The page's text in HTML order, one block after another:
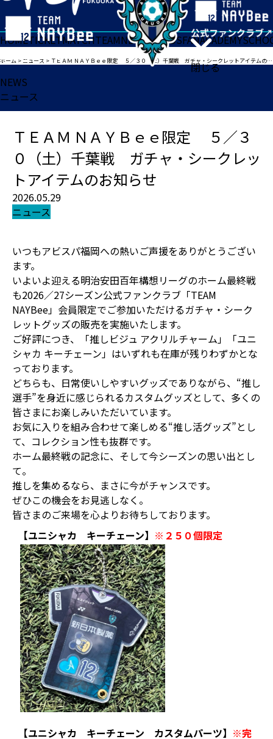
閉じる
HOMETICKETMATCHTEAMNEWSGOODSFANACADEMY
ホーム >ニュース > ＴＥＡＭ ＮＡＹＢｅｅ限定 ５／３０（土）千葉戦 ガチャ・シークレットアイテムのお知らせ
NEWS
ニュース
ＴＥＡＭ ＮＡＹＢｅｅ限定 ５／３
０（土）千葉戦 ガチャ・シークレッ
トアイテムのお知らせ
2026.05.29
ニュース
いつもアビスパ福岡への熱いご声援をありがとうござい
ます。
いよいよ迎える明治安田百年構想リーグのホーム最終戦
も2026／27シーズン公式ファンクラブ「TEAM
NAYBee」会員限定でご参加いただけるガチャ・シーク
レットグッズの販売を実施いたします。
ご好評につき、「推しビジュ アクリルチャーム」「ユニ
シャカ キーチェーン」はいずれも在庫が残りわずかとな
っております。
どちらも、日常使いしやすいグッズでありながら、“推し
選手”を身近に感じられるカスタムグッズとして、多くの
皆さまにお楽しみいただいています。
お気に入りを組み合わせて楽しめる“推し活グッズ”とし
て、コレクション性も抜群です。
ホーム最終戦の記念に、そして今シーズンの思い出とし
て。
推しを集めるなら、まさに今がチャンスです。
ぜひこの機会をお見逃しなく。
皆さまのご来場を心よりお待ちしております。
【ユニシャカ キーチェーン】 ※２５０個限定
【ユニシャカ キーチェーン カスタムパーツ】 ※完